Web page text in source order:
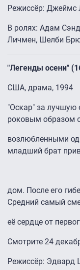
Режиссёр: Джеймс
В ролях: Адам
Личмен, Шелби
"Легенды осени"
США, драма, 1994
"Оскар" за лучшую
роковым образом
возлюбленными
младший брат
дом. После его
Средний самый
её сердце от
Смотрите 24
Режиссёр: Эдвард